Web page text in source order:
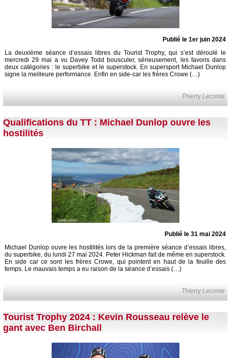
Publié le 1er juin 2024
La deuxième séance d’essais libres du Tourist Trophy, qui s’est déroulé le
mercredi 29 mai a vu Davey Todd bousculer, sérieusement, les favoris dans
deux catégories : le superbike et le superstock. En supersport Michael Dunlop
signe la meilleure performance. Enfin en side-car les frères Crowe (…)
Thierry Leconte
Qualifications du TT : Michael Dunlop ouvre les
hostilités
Publié le 31 mai 2024
Michael Dunlop ouvre les hostilités lors de la première séance d’essais libres,
du superbike, du lundi 27 mai 2024. Peter Hickman fait de même en superstock.
En side car ce sont les frères Crowe, qui pointent en haut de la feuille des
temps. Le mauvais temps a eu raison de la séance d’essais (…)
Thierry Leconte
Tourist Trophy 2024 : Kevin Rousseau relève le
gant avec Ben Birchall